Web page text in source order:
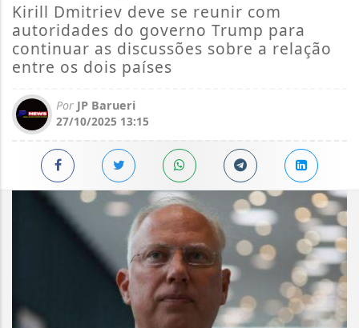
Kirill Dmitriev deve se reunir com
autoridades do governo Trump para
continuar as discussões sobre a relação
entre os dois países
Por JP Barueri
27/10/2025 13:15